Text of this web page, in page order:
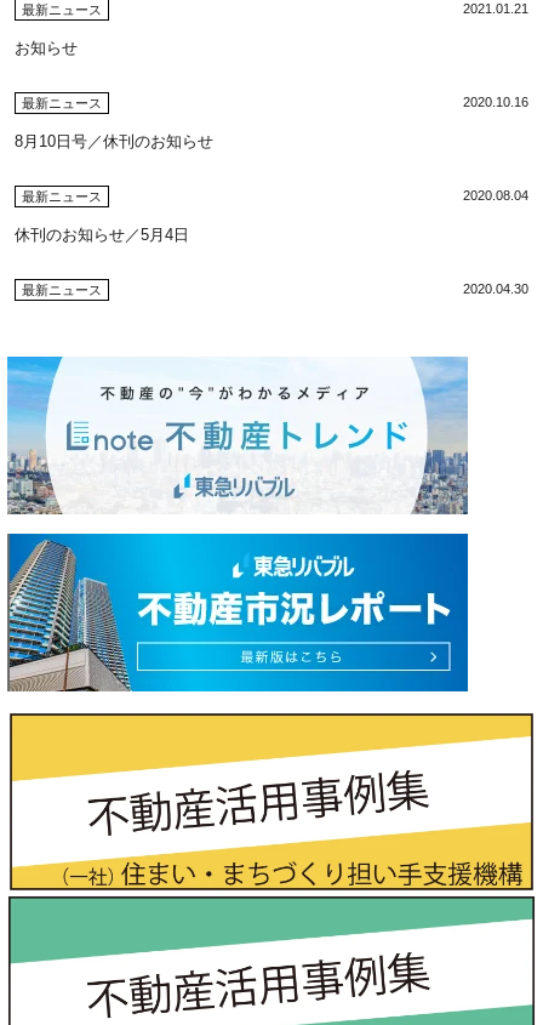
最新ニュース 2021.01.21
お知らせ
最新ニュース 2020.10.16
8月10日号／休刊のお知らせ
最新ニュース 2020.08.04
休刊のお知らせ／5月4日
最新ニュース 2020.04.30